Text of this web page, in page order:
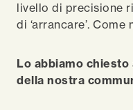
livello di precisione
di ‘arrancare’. Come
Lo abbiamo
della nostra